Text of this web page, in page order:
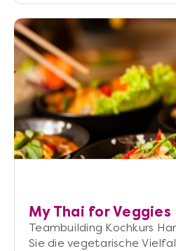
My Thai for Veggies
Teambuilding Kochkurs
Sie die vegetarische